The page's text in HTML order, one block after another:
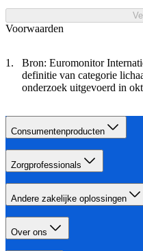
Voorwaarden
Bron: Euromonitor
definitie van categorie
onderzoek uitgevoerd in
Consumentenproducten
Zorgprofessionals
Andere zakelijke oplossingen
Over ons